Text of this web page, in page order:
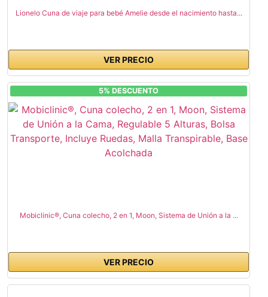
Lionelo Cuna de viaje para bebé Amelie desde el nacimiento hasta...
VER PRECIO
5% DESCUENTO
Mobiclinic®, Cuna colecho, 2 en 1, Moon, Sistema de Unión a la ...
VER PRECIO